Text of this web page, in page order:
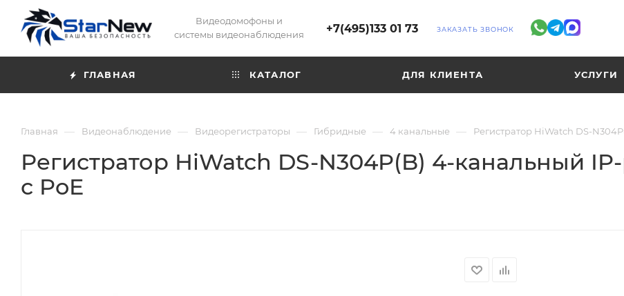
Видеодомофоны и
системы видеонаблюдения
+7(495)133 01 73 ЗАКАЗАТЬ ЗВОНОК
ГЛАВНАЯ КАТАЛОГ ДЛЯ КЛИЕНТА УСЛУГИ
Главная — Видеонаблюдение — Видеорегистраторы — Гибридные — 4 канальные — Регистратор HiWatch DS-
Регистратор HiWatch DS-N304P(B) 4-канальный
с PoE